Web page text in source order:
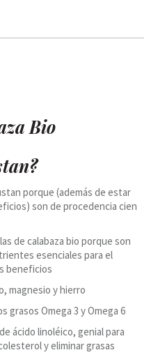
Bio
porque (además de estar
son de procedencia cien
de calabaza bio porque son
esenciales para el
beneficios
magnesio y hierro
grasos Omega 3 y Omega 6
ácido linoléico, genial para
y eliminar grasas